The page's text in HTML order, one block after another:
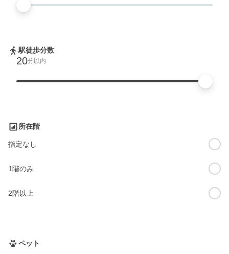
駅徒歩分数
20分以内
所在階
指定なし
1階のみ
2階以上
ペット